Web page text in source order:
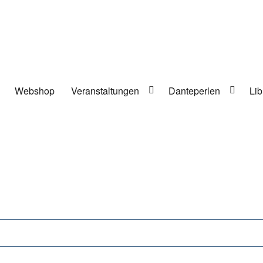
Webshop Veranstaltungen Danteperlen